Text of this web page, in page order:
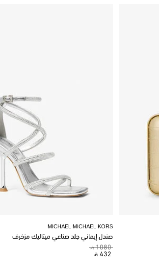
MICHAEL MICHAEL KORS
صندل إيماني جلد صناعي ميتاليك مزخرف
‎ ⃁ 1080 ‎
‎ ⃁ 432 ‎